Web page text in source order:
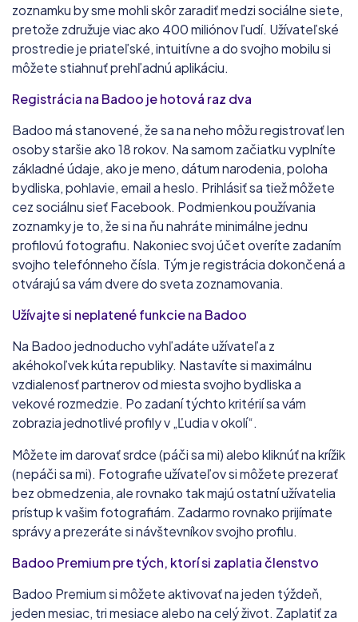
zoznamku by sme mohli skôr zaradiť medzi sociálne siete,
pretože združuje viac ako 400 miliónov ľudí. Užívateľské
prostredie je priateľské, intuitívne a do svojho mobilu si
môžete stiahnuť prehľadnú aplikáciu.
Registrácia na Badoo je hotová raz dva
Badoo má stanovené, že sa na neho môžu registrovať len
osoby staršie ako 18 rokov. Na samom začiatku vyplníte
základné údaje, ako je meno, dátum narodenia, poloha
bydliska, pohlavie, email a heslo. Prihlásiť sa tiež môžete
cez sociálnu sieť Facebook. Podmienkou používania
zoznamky je to, že si na ňu nahráte minimálne jednu
profilovú fotografiu. Nakoniec svoj účet overíte zadaním
svojho telefónneho čísla. Tým je registrácia dokončená a
otvárajú sa vám dvere do sveta zoznamovania.
Užívajte si neplatené funkcie na Badoo
Na Badoo jednoducho vyhľadáte užívateľa z
akéhokoľvek kúta republiky. Nastavíte si maximálnu
vzdialenosť partnerov od miesta svojho bydliska a
vekové rozmedzie. Po zadaní týchto kritérií sa vám
zobrazia jednotlivé profily v „Ľudia v okolí“.
Môžete im darovať srdce (páči sa mi) alebo kliknúť na krížik
(nepáči sa mi). Fotografie užívateľov si môžete prezerať
bez obmedzenia, ale rovnako tak majú ostatní užívatelia
prístup k vašim fotografiám. Zadarmo rovnako prijímate
správy a prezeráte si návštevníkov svojho profilu.
Badoo Premium pre tých, ktorí si zaplatia členstvo
Badoo Premium si môžete aktivovať na jeden týždeň,
jeden mesiac, tri mesiace alebo na celý život. Zaplatiť za